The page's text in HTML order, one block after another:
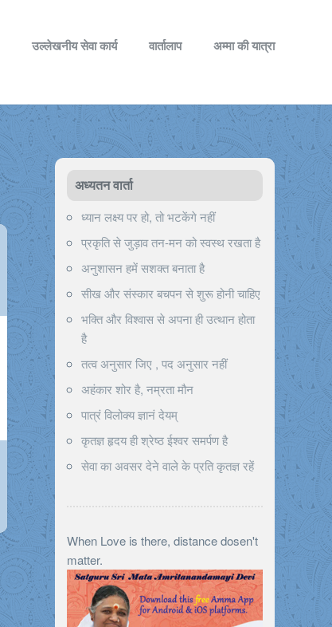
उल्लेखनीय सेवा कार्य वार्तालाप अम्मा की यात्रा
अध्यतन वार्ता
ध्यान लक्ष्य पर हो, तो भटकेंगे नहीं
प्रकृति से जुड़ाव तन-मन को स्वस्थ रखता है
अनुशासन हमें सशक्त बनाता है
सीख और संस्कार बचपन से शुरू होनी चाहिए
भक्ति और विश्वास से अपना ही उत्थान होता
है
तत्व अनुसार जिए , पद अनुसार नहीं
अहंकार शोर है, नम्रता मौन
पात्रं विलोक्य ज्ञानं देयम्
कृतज्ञ हृदय ही श्रेष्ठ ईश्वर समर्पण है
सेवा का अवसर देने वाले के प्रति कृतज्ञ रहें
When Love is there, distance dosen't
matter.